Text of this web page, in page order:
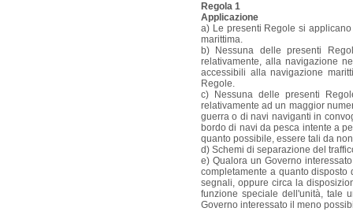
Regola 1
Applicazione
a) Le presenti Regole si
marittima.
b) Nessuna delle presenti
relativamente, alla navigazione
accessibili alla navigazione
Regole.
c) Nessuna delle presenti
relativamente ad un maggior
guerra o di navi naviganti in
bordo di navi da pesca intente a
quanto possibile, essere tali da
d) Schemi di separazione del
e) Qualora un Governo
completamente a quanto
segnali, oppure circa la
funzione speciale dell'unità, tale
Governo interessato il meno